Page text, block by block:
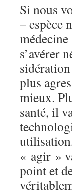
Si nous
– espèce
s’avérer
plus
mieux.
santé, il
« agir »
point et